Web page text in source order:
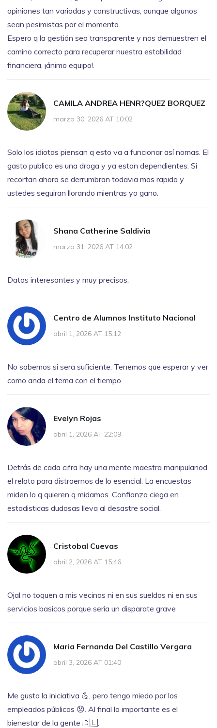
opiniones tan variadas y constructivas, aunque algunos
sean pesimistas por el momento.
Espero q la gestión sea transparente y nos demuestren el
camino correcto para recuperar nuestra estabilidad
financiera, ¡ánimo equipo!.
CAMILA ANDREA HENR?QUEZ BORQUEZ
marzo 30, 2026 AT 10:02
Solo los idiotas piensan q esto va a funcionar así nomas. El
gasto publico es una droga y ya estan dependientes. Si
recortan ahora se derrumbran todavia mas rapido y
ustedes seguiran llorando mientras yo gano.
Shana Catherine Saldivia
marzo 31, 2026 AT 14:02
Datos interesantes y muy precisos.
Centro de Alumnos Instituto Nacional
abril 1, 2026 AT 15:12
No sabemos si sera suficiente. Tenemos que esperar y ver
como anda el tema con el tiempo.
Evelyn Rojas
abril 1, 2026 AT 22:09
Detrás de cada cifra hay una mente maestra manipulanod
el relato para distraernos de lo esencial. La encuestas
miden lo q quieren q midamos. Confianza ciega en
estadisticas dudosas lleva al desastre social.
Cristobal Cuevas
abril 2, 2026 AT 15:46
Ojal no toquen a mis vecinos ni en sus sueldos ni en sus
servicios basicos porque seria un disparate grave
Maria Fernanda Del Castillo Vergara
abril 3, 2026 AT 01:40
Me gusta la iniciativa 💪, pero tengo miedo por los
empleados públicos 😟. Al final lo importante es el
bienestar de la gente 🇨🇱.